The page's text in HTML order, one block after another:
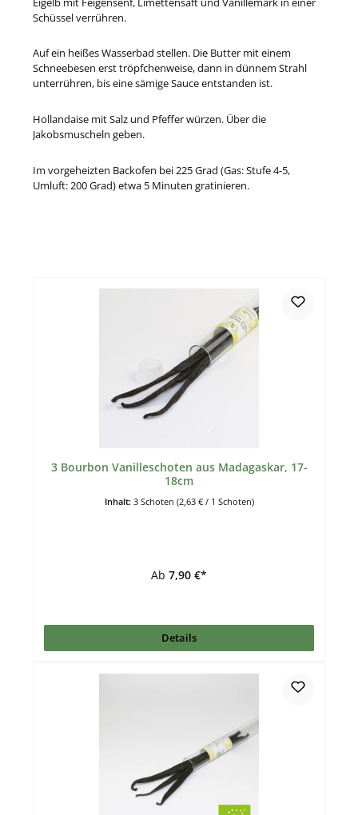
Schüssel verrühren.
Auf ein heißes Wasserbad stellen. Die Butter mit einem
Schneebesen erst tröpfchenweise, dann in dünnem Strahl
unterrühren, bis eine sämige Sauce entstanden ist.
Hollandaise mit Salz und Pfeffer würzen. Über die
Jakobsmuscheln geben.
Im vorgeheizten Backofen bei 225 Grad (Gas: Stufe 4-5,
Umluft: 200 Grad) etwa 5 Minuten gratinieren.
3 Bourbon Vanilleschoten aus Madagaskar, 17-
18cm
Inhalt: 3 Schoten (2,63 € / 1 Schoten)
Ab 7,90 €*
Details